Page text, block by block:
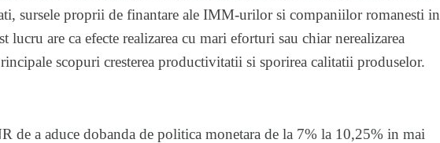
sursele proprii de finantare ale IMM-urilor si companiilor romanesti in
lucru are ca efecte realizarea cu mari eforturi sau chiar nerealizarea
scopuri cresterea productivitatii si sporirea calitatii produselor.
de a aduce dobanda de politica monetara de la 7% la 10,25% in mai